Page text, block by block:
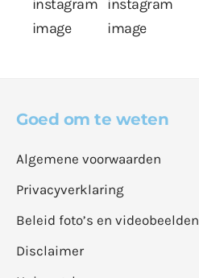
Goed om te weten
Algemene voorwaarden
Privacyverklaring
Beleid foto’s en videobeelden
Disclaimer